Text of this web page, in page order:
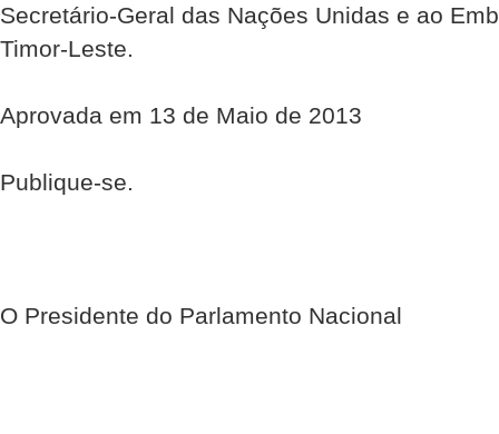
Secretário-Geral das Nações Unidas e ao
Timor-Leste.
Aprovada em 13 de Maio de 2013
Publique-se.
O Presidente do Parlamento Nacional